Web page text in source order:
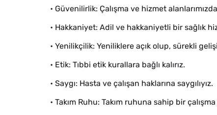
• Güvenilirlik: Çalışma ve hizmet
• Hakkaniyet: Adil ve hakkaniyetli bir sağlık
• Yenilikçilik: Yeniliklere açık olup, sürekli
• Etik: Tıbbi etik kurallara bağlı kalırız.
• Saygı: Hasta ve çalışan haklarına saygılıyız.
• Takım Ruhu: Takım ruhuna sahip bir çalışma